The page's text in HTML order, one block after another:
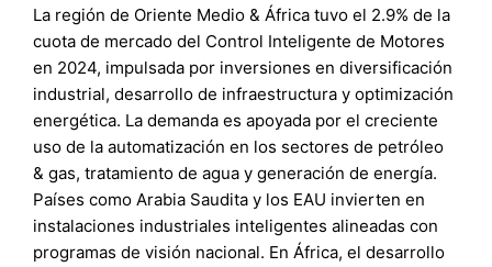
La región de Oriente Medio & África tuvo el 2.9% de la
cuota de mercado del Control Inteligente de Motores
en 2024, impulsada por inversiones en diversificación
industrial, desarrollo de infraestructura y optimización
energética. La demanda es apoyada por el creciente
uso de la automatización en los sectores de petróleo
& gas, tratamiento de agua y generación de energía.
Países como Arabia Saudita y los EAU invierten en
instalaciones industriales inteligentes alineadas con
programas de visión nacional. En África, el desarrollo